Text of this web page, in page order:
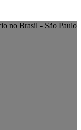
no Brasil - São Paulo